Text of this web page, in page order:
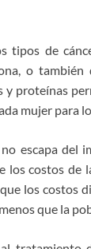
tipos de
o también
y proteínas
mujer para
no escapa del
los costos de
los costos
que la